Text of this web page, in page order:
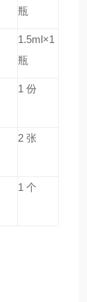
瓶
1.5ml×1
瓶
1 份
2 张
1 个